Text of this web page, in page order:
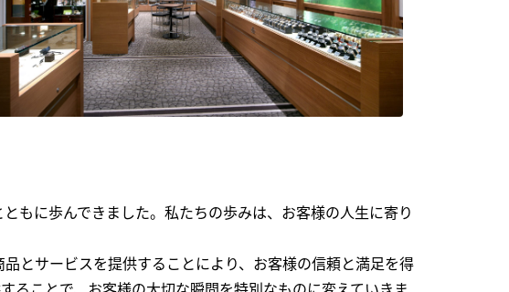
もに歩んできました。私たちの歩みは、お客様の人生に寄り
とサービスを提供することにより、お客様の信頼と満足を得